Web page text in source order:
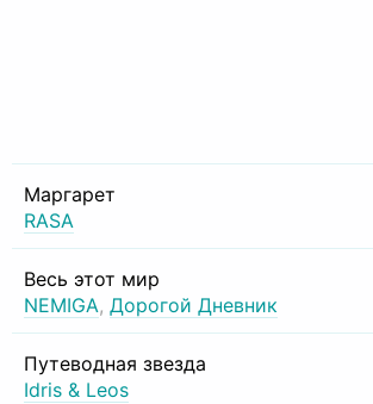
Маргарет
RASA
Весь этот мир
NEMIGA, Дорогой Дневник
Путеводная звезда
Idris & Leos